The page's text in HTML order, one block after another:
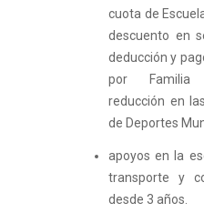
cuota de
descuento en
deducción y
por Familia
reducción en
de Deportes
apoyos en la
transporte y
desde 3 años.